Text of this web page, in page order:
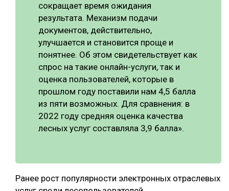
сокращает время ожидания
результата. Механизм подачи
документов, действительно,
улучшается и становится проще и
понятнее. Об этом свидетельствует как
спрос на такие онлайн-услуги, так и
оценка пользователей, которые в
прошлом году поставили нам 4,5 балла
из пяти возможных. Для сравнения: в
2022 году средняя оценка качества
лесных услуг составляла 3,9 балла».
Ранее рост популярности электронных отраслевых